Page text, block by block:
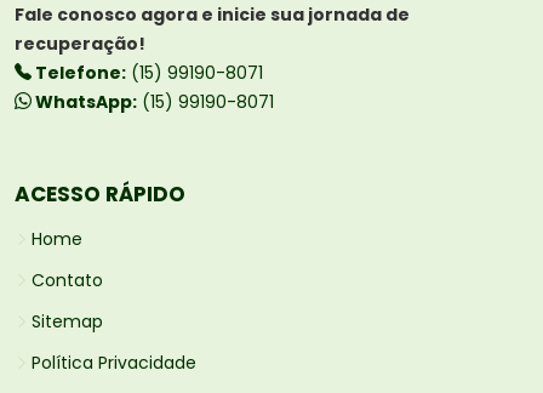
Fale conosco agora e inicie sua jornada de
recuperação!
Telefone: (15) 99190-8071
WhatsApp: (15) 99190-8071
ACESSO RÁPIDO
Home
Contato
Sitemap
Política Privacidade